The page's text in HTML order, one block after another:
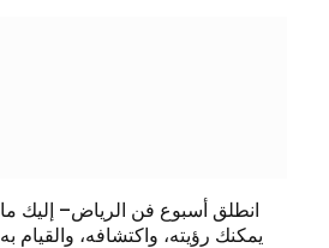
انطلق أسبوع فن الرياض– إليك ما
يمكنك رؤيته، واكتشافه، والقيام به